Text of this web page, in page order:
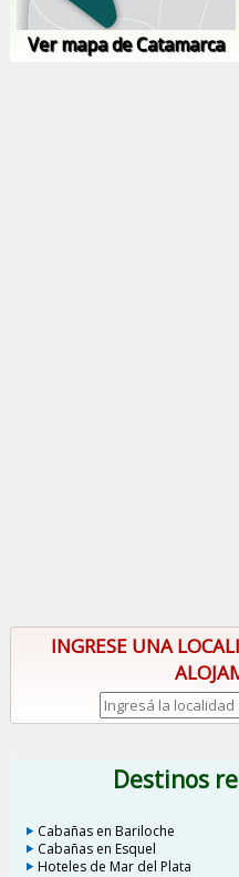
Ver mapa de Catamarca
INGRESE UNA
Destinos
Cabañas en Bariloche
Cabañas en Esquel
Hoteles de Mar del Plata